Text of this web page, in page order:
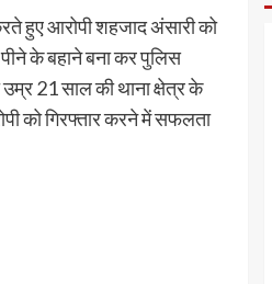
हुए आरोपी शहजाद अंसारी को
पीने के बहाने बना कर पुलिस
उम्र 21 साल की थाना क्षेत्र के
को गिरफ्तार करने में सफलता